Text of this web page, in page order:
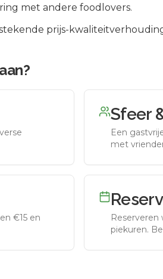
met andere foodlovers.
prijs-
?
Sfeer
Een
met
€15 en
piekuren.